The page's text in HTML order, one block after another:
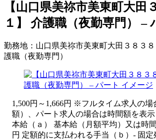
【山口県美祢市美東町大田
１】 介護職（夜勤専門） –
勤務地： 山口県美祢市美東町大田３８３８
護職（夜勤専門）
1,500円～1,666円 ※フルタイム求人の場
額）、パート求人の場合は時間額を表
本給（ａ） 基本給（月額平均）又は時
円 定額的に支払われる手当（ｂ）- 固